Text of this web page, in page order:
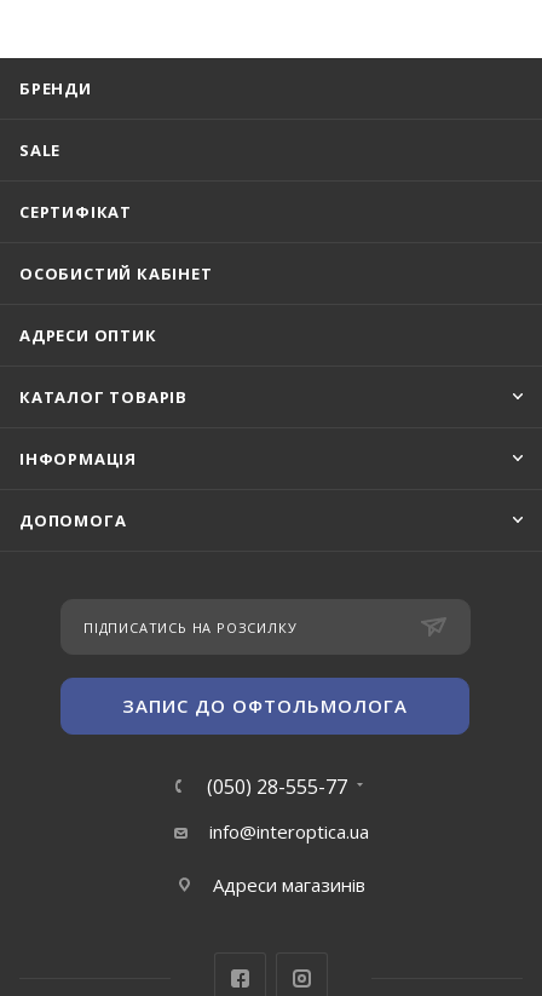
БРЕНДИ
SALE
СЕРТИФІКАТ
ОСОБИСТИЙ КАБІНЕТ
АДРЕСИ ОПТИК
КАТАЛОГ ТОВАРІВ
ІНФОРМАЦІЯ
ДОПОМОГА
ПІДПИСАТИСЬ НА РОЗСИЛКУ
ЗАПИС ДО ОФТОЛЬМОЛОГА
(050) 28-555-77
info@interoptica.ua
Адреси магазинів